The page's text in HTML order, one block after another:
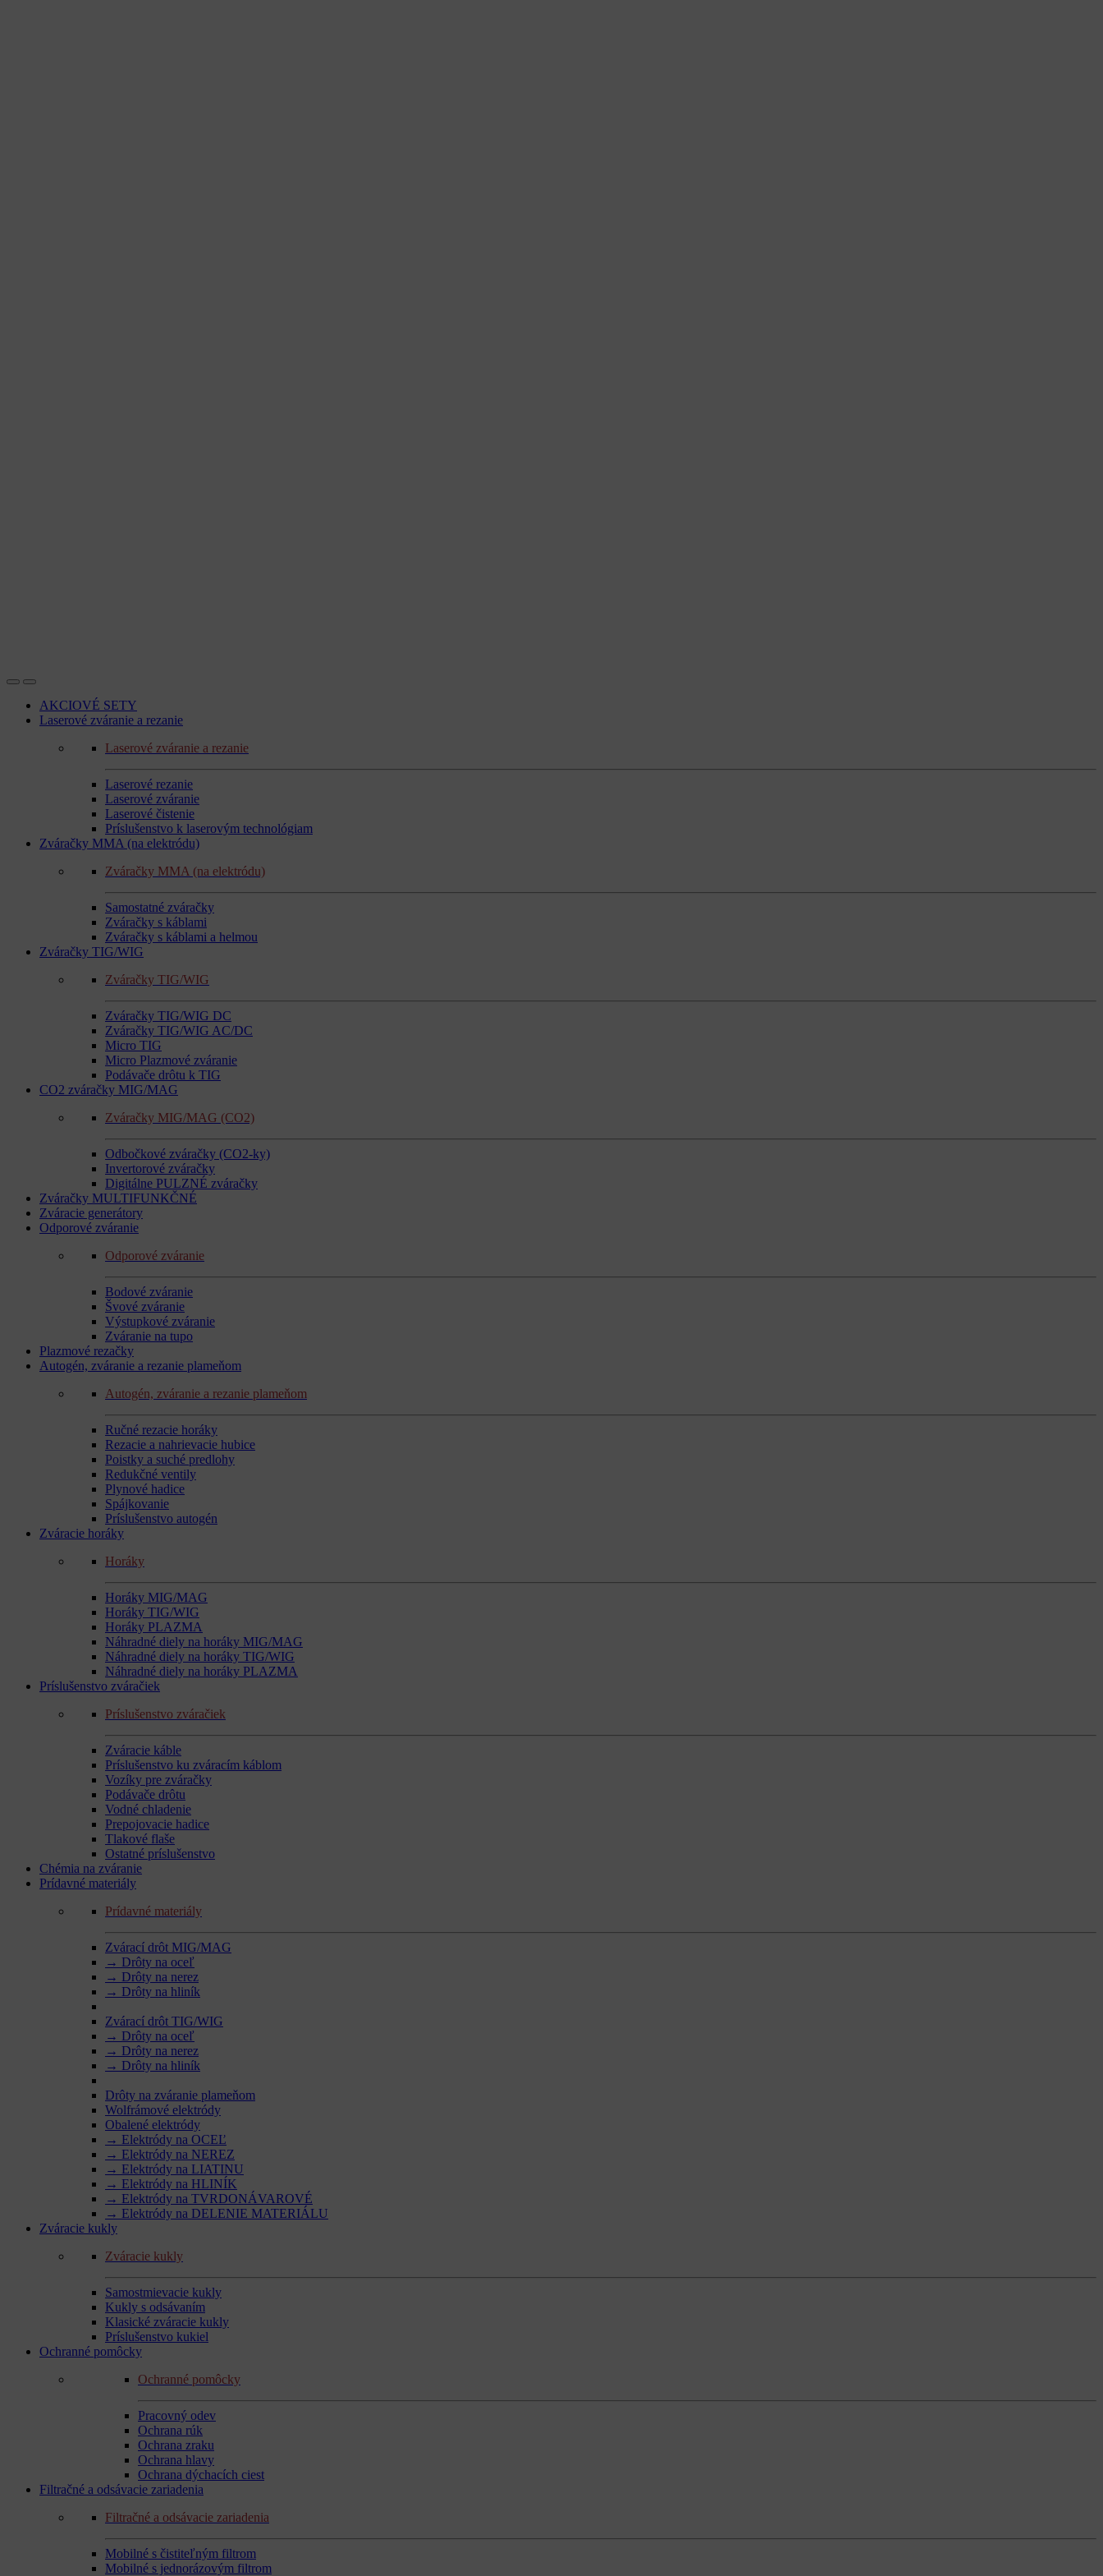
AKCIOVÉ SETY
Laserové zváranie a rezanie
Laserové zváranie a rezanie
Laserové rezanie
Laserové zváranie
Laserové čistenie
Príslušenstvo k laserovým technológiam
Zváračky MMA (na elektródu)
Zváračky MMA (na elektródu)
Samostatné zváračky
Zváračky s káblami
Zváračky s káblami a helmou
Zváračky TIG/WIG
Zváračky TIG/WIG
Zváračky TIG/WIG DC
Zváračky TIG/WIG AC/DC
Micro TIG
Micro Plazmové zváranie
Podávače drôtu k TIG
CO2 zváračky MIG/MAG
Zváračky MIG/MAG (CO2)
Odbočkové zváračky (CO2-ky)
Invertorové zváračky
Digitálne PULZNÉ zváračky
Zváračky MULTIFUNKČNÉ
Zváracie generátory
Odporové zváranie
Odporové zváranie
Bodové zváranie
Švové zváranie
Výstupkové zváranie
Zváranie na tupo
Plazmové rezačky
Autogén, zváranie a rezanie plameňom
Autogén, zváranie a rezanie plameňom
Ručné rezacie horáky
Rezacie a nahrievacie hubice
Poistky a suché predlohy
Redukčné ventily
Plynové hadice
Spájkovanie
Príslušenstvo autogén
Zváracie horáky
Horáky
Horáky MIG/MAG
Horáky TIG/WIG
Horáky PLAZMA
Náhradné diely na horáky MIG/MAG
Náhradné diely na horáky TIG/WIG
Náhradné diely na horáky PLAZMA
Príslušenstvo zváračiek
Príslušenstvo zváračiek
Zváracie káble
Príslušenstvo ku zváracím káblom
Vozíky pre zváračky
Podávače drôtu
Vodné chladenie
Prepojovacie hadice
Tlakové flaše
Ostatné príslušenstvo
Chémia na zváranie
Prídavné materiály
Prídavné materiály
Zvárací drôt MIG/MAG
→ Drôty na oceľ
→ Drôty na nerez
→ Drôty na hliník
Zvárací drôt TIG/WIG
→ Drôty na oceľ
→ Drôty na nerez
→ Drôty na hliník
Drôty na zváranie plameňom
Wolfrámové elektródy
Obalené elektródy
→ Elektródy na OCEĽ
→ Elektródy na NEREZ
→ Elektródy na LIATINU
→ Elektródy na HLINÍK
→ Elektródy na TVRDONÁVAROVÉ
→ Elektródy na DELENIE MATERIÁLU
Zváracie kukly
Zváracie kukly
Samostmievacie kukly
Kukly s odsávaním
Klasické zváracie kukly
Príslušenstvo kukiel
Ochranné pomôcky
Ochranné pomôcky
Pracovný odev
Ochrana rúk
Ochrana zraku
Ochrana hlavy
Ochrana dýchacích ciest
Filtračné a odsávacie zariadenia
Filtračné a odsávacie zariadenia
Mobilné s čistiteľným filtrom
Mobilné s jednorázovým filtrom